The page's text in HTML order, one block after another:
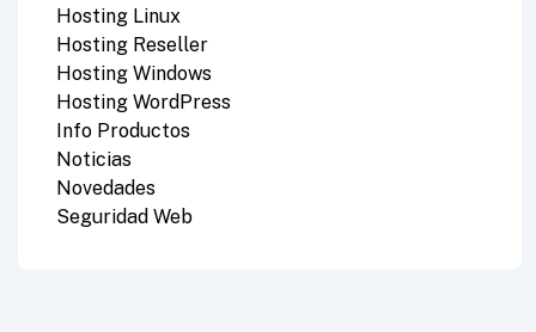
Hosting Linux
Hosting Reseller
Hosting Windows
Hosting WordPress
Info Productos
Noticias
Novedades
Seguridad Web